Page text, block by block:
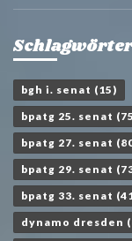
Schlagwörter
bgh i. senat (15)
bpatg 25. senat
bpatg 27. senat
bpatg 29. senat
bpatg 33. senat
dynamo dresden